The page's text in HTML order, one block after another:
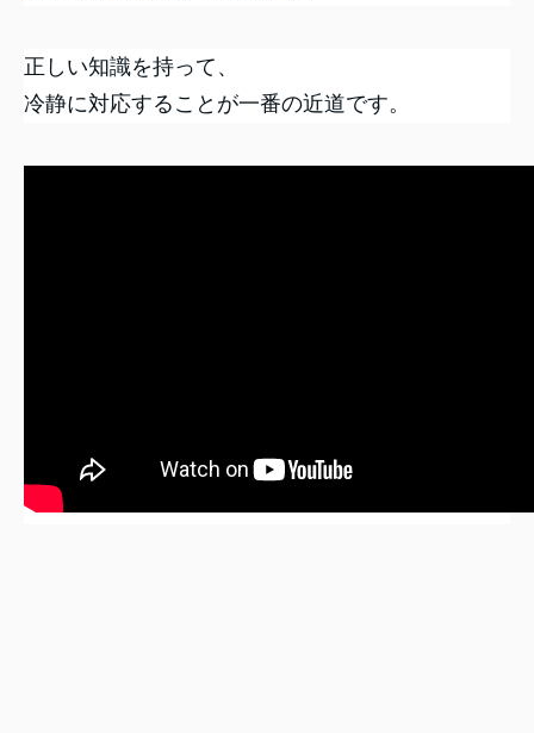
正しい知識を持って、
冷静に対応することが一番の近道です。